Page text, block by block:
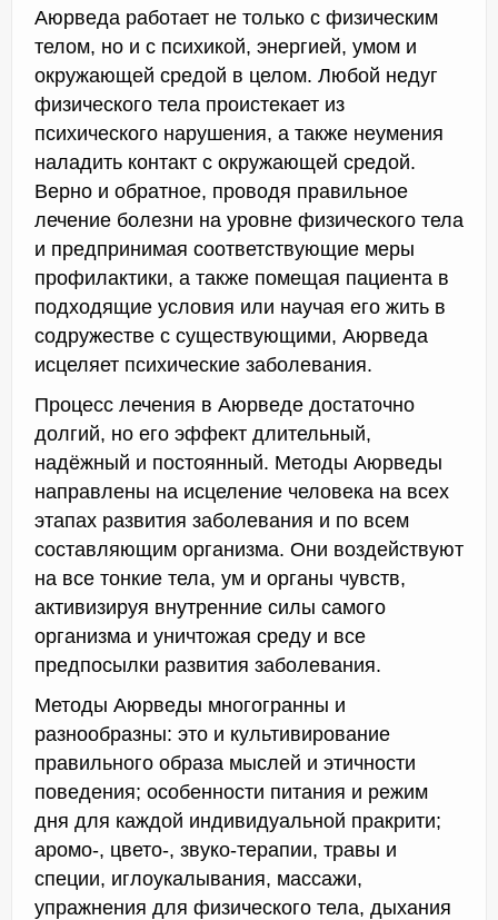
Аюрведа работает не только с физическим
телом, но и с психикой, энергией, умом и
окружающей средой в целом. Любой недуг
физического тела проистекает из
психического нарушения, а также неумения
наладить контакт с окружающей средой.
Верно и обратное, проводя правильное
лечение болезни на уровне физического тела
и предпринимая соответствующие меры
профилактики, а также помещая пациента в
подходящие условия или научая его жить в
содружестве с существующими, Аюрведа
исцеляет психические заболевания.
Процесс лечения в Аюрведе достаточно
долгий, но его эффект длительный,
надёжный и постоянный. Методы Аюрведы
направлены на исцеление человека на всех
этапах развития заболевания и по всем
составляющим организма. Они воздействуют
на все тонкие тела, ум и органы чувств,
активизируя внутренние силы самого
организма и уничтожая среду и все
предпосылки развития заболевания.
Методы Аюрведы многогранны и
разнообразны: это и культивирование
правильного образа мыслей и этичности
поведения; особенности питания и режим
дня для каждой индивидуальной пракрити;
аромо-, цвето-, звуко-терапии, травы и
специи, иглоукалывания, массажи,
упражнения для физического тела, дыхания